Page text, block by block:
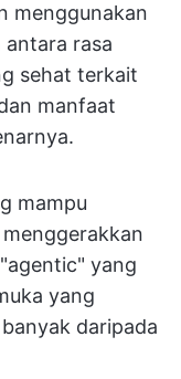
menggunakan
rasa
sehat terkait
manfaat
mampu
yang
yang
daripada